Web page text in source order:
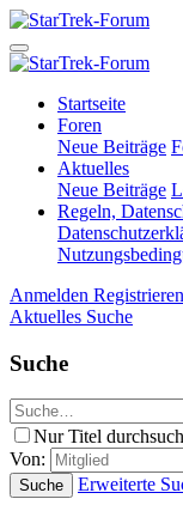
Startseite
Foren
Neue Beiträge
Aktuelles
Neue Beiträge
Regeln,
Anmelden Registrieren
Aktuelles Suche
Suche
Nur Titel
Von:
Suche Erweiterte